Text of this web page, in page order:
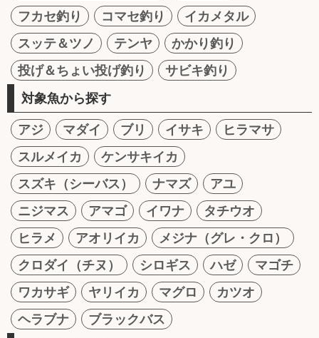
フカセ釣り
コマセ釣り
イカメタル
スッテ＆ツノ
テンヤ
かかり釣り
投げ＆ちょい投げ釣り
サビキ釣り
対象魚から探す
アジ マダイ ブリ イサキ
ヒラマサ
スルメイカ
ケンサキイカ
スズキ（シーバス）
ナマズ
アユ
ニジマス
アマゴ イワナ
タチウオ
ヒラメ
アオリイカ
メジナ（グレ・クロ）
クロダイ（チヌ）
シロギス ハゼ
マゴチ
ワカサギ
ヤリイカ マグロ
カツオ
ヘラブナ
ブラックバス